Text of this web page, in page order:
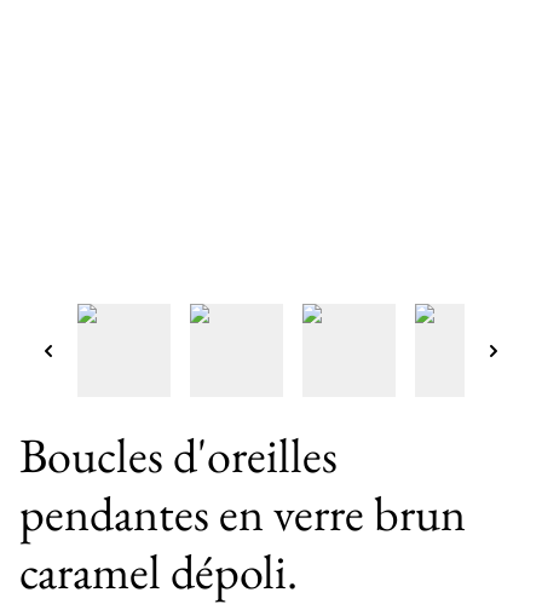
Boucles d'oreilles
pendantes en verre brun
caramel dépoli.